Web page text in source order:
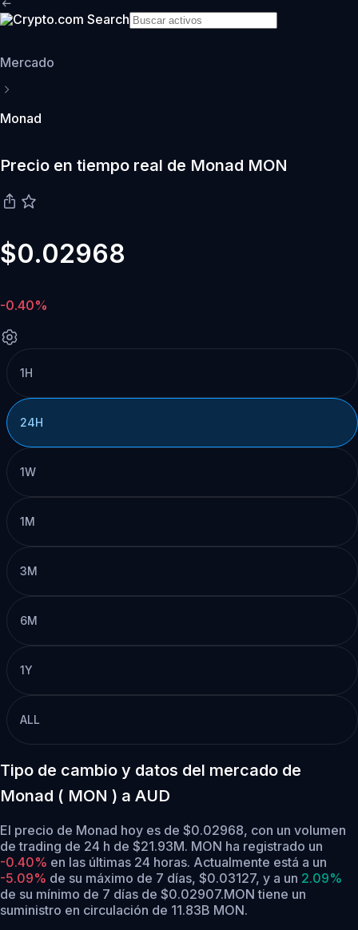
Mercado
Monad
Precio en tiempo real de Monad MON
$0.02968
-0.40%
1H
24H
1W
1M
3M
6M
1Y
ALL
Tipo de cambio y datos del mercado de
Monad ( MON ) a AUD
El precio de Monad hoy es de $0.02968, con un volumen
de trading de 24 h de $21.93M. MON ha registrado un
-0.40% en las últimas 24 horas. Actualmente está a un
-5.09% de su máximo de 7 días, $0.03127, y a un 2.09%
de su mínimo de 7 días de $0.02907.MON tiene un
suministro en circulación de 11.83B MON.